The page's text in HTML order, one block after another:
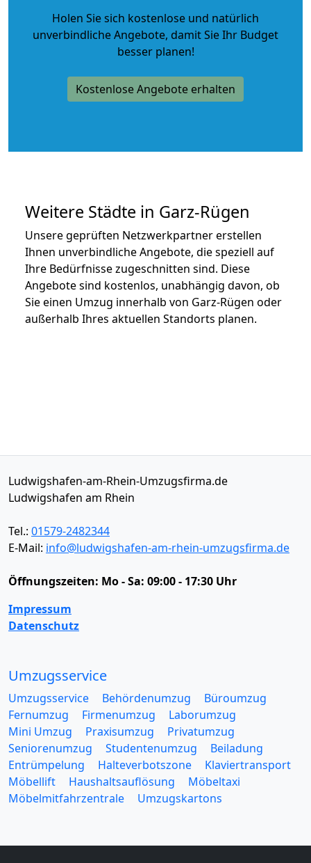
Holen Sie sich kostenlose und natürlich
unverbindliche Angebote, damit Sie Ihr Budget
besser planen!
Kostenlose Angebote erhalten
Weitere Städte in Garz-Rügen
Unsere geprüften Netzwerkpartner erstellen
Ihnen unverbindliche Angebote, die speziell auf
Ihre Bedürfnisse zugeschnitten sind. Diese
Angebote sind kostenlos, unabhängig davon, ob
Sie einen Umzug innerhalb von Garz-Rügen oder
außerhalb Ihres aktuellen Standorts planen.
Ludwigshafen-am-Rhein-Umzugsfirma.de
Ludwigshafen am Rhein
Tel.: 01579-2482344
E-Mail: info@ludwigshafen-am-rhein-umzugsfirma.de
Öffnungszeiten: Mo - Sa: 09:00 - 17:30 Uhr
Impressum
Datenschutz
Umzugsservice
Umzugsservice Behördenumzug
Büroumzug
Fernumzug
Firmenumzug
Laborumzug
Mini Umzug
Praxisumzug
Privatumzug
Seniorenumzug
Studentenumzug
Beiladung
Entrümpelung
Halteverbotszone
Klaviertransport
Möbellift
Haushaltsauflösung
Möbeltaxi
Möbelmitfahrzentrale
Umzugskartons